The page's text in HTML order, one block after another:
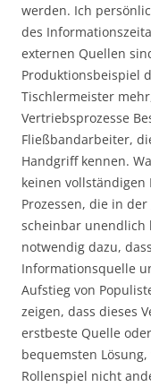
werden. Ich
des
externen Quellen
Produktionsbeispiel
Tischlermeister
Vertriebsprozesse
Fließbandarbeiter,
Handgriff kennen.
keinen vollständigen
Prozessen, die in
scheinbar unendlich
notwendig dazu,
Informationsquelle
Aufstieg von
zeigen, dass dieses
erstbeste Quelle
bequemsten
Rollenspiel nicht